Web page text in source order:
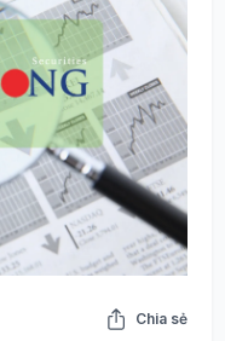
Chia sẻ